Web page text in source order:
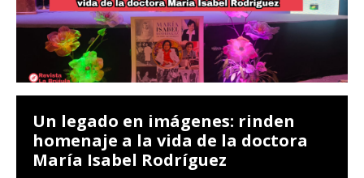
Un legado en imágenes: rinden
homenaje a la vida de la doctora
María Isabel Rodríguez